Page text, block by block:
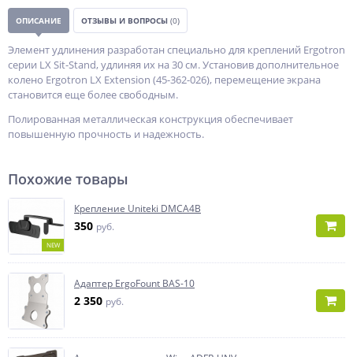
ОПИСАНИЕ ОТЗЫВЫ И ВОПРОСЫ (0)
Элемент удлинения разработан специально для креплений Ergotron
серии LX Sit-Stand, удлиняя их на 30 см. Установив дополнительное
колено Ergotron LX Extension (45-362-026), перемещение экрана
становится еще более свободным.
Полированная металлическая конструкция обеспечивает
повышенную прочность и надежность.
Похожие товары
NEW
Крепление Uniteki DMCA4B
350 руб.
Адаптер ErgoFount BAS-10
2 350 руб.